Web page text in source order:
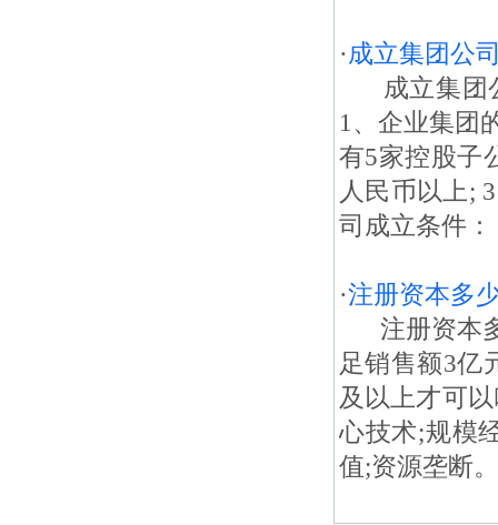
·成立集团公
成立集团
1、企业集团
有5家控股子
人民币以上;
司成立条件
·注册资本多
注册资本多
足销售额3亿
及以上才可
心技术;规模
值;资源垄断